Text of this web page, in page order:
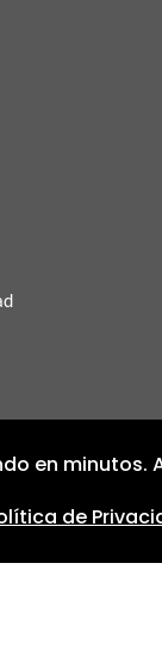
en minutos.
de